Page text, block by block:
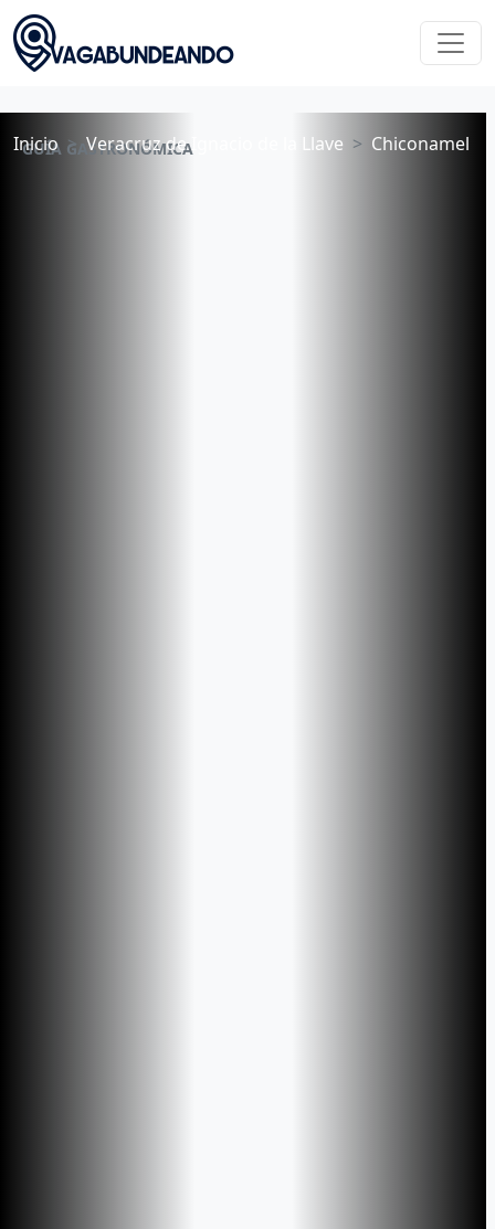
Inicio Veracruz de Ignacio de la Llave Chiconamel
GUÍA GASTRONÓMICA